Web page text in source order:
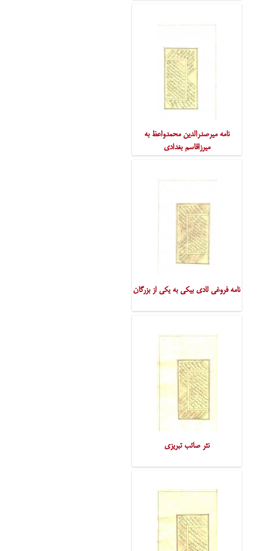
نامه میرصدرالدین محمدواعظ به
میرزاقاسم بغدادی
نامه فروغی لادی بیکی به یکی از بزرگان
نثر صائب تبریزی